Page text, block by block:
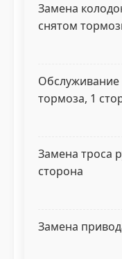
Замена
снятом
тормоза, 1
Замена троса
сторона
Замена